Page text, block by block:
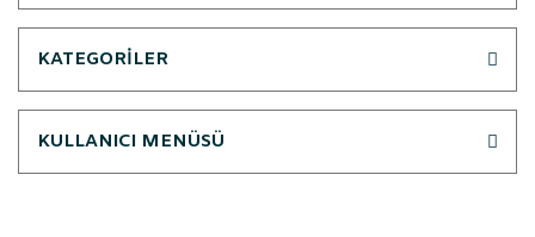
KATEGORİLER
KULLANICI MENÜSÜ